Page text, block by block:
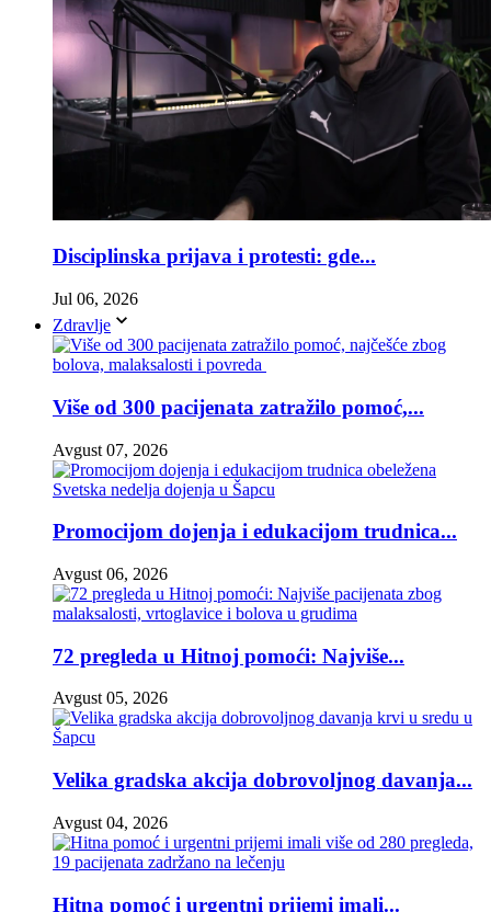
Disciplinska prijava i protesti: gde...
Jul 06, 2026
Zdravlje
Više od 300 pacijenata zatražilo pomoć,...
Avgust 07, 2026
Promocijom dojenja i edukacijom trudnica...
Avgust 06, 2026
72 pregleda u Hitnoj pomoći: Najviše...
Avgust 05, 2026
Velika gradska akcija dobrovoljnog davanja...
Avgust 04, 2026
Hitna pomoć i urgentni prijemi imali...